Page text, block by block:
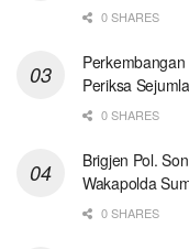
0 SHARES
Periksa
0 SHARES
Brigjen Pol.
Wakapolda
0 SHARES